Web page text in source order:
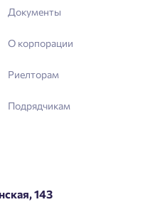
Документы
О корпорации
Риелторам
Подрядчикам
143